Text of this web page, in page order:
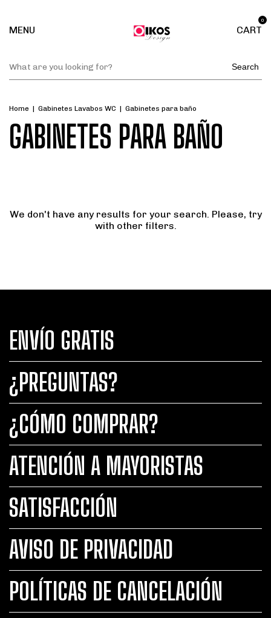
MENU CART
0
Search
Home | Gabinetes Lavabos WC | Gabinetes para baño
GABINETES PARA BAÑO
We don't have any results for your search. Please, try
with other filters.
ENVÍO GRATIS
¿PREGUNTAS?
¿CÓMO COMPRAR?
ATENCIÓN A MAYORISTAS
SATISFACCIÓN
AVISO DE PRIVACIDAD
POLÍTICAS DE CANCELACIÓN